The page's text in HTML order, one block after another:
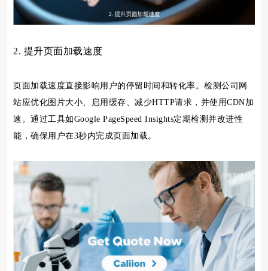
2. 提升页面加载速度
页面加载速度直接影响用户的停留时间和转化率。检测公司网
站应优化图片大小、启用缓存、减少HTTP请求，并使用CDN加
速。通过工具如Google PageSpeed Insights定期检测并改进性
能，确保用户在3秒内完成页面加载。